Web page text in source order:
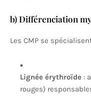
b) Différenciation
Les CMP se
Lignée érythroïde :
rouges)